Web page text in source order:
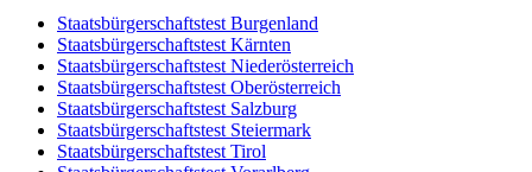
Staatsbürgerschaftstest Burgenland
Staatsbürgerschaftstest Kärnten
Staatsbürgerschaftstest Niederösterreich
Staatsbürgerschaftstest Oberösterreich
Staatsbürgerschaftstest Salzburg
Staatsbürgerschaftstest Steiermark
Staatsbürgerschaftstest Tirol